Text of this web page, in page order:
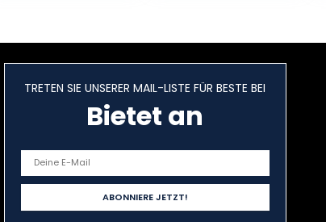
und Sortieren –
Spielzeug für
Mädchen
TRETEN SIE UNSERER MAIL-LISTE FÜR BESTE BEI
Bietet an